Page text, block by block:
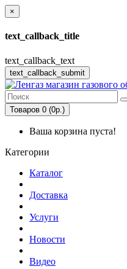
×
text_callback_title
text_callback_text
text_callback_submit
Товаров 0 (0р.)
Ваша корзина пуста!
Категории
Каталог
Доставка
Услуги
Новости
Видео